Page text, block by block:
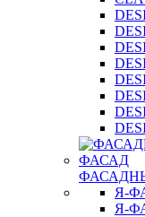
Я-
Я-